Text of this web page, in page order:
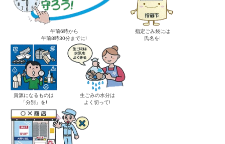
午前6時から
午前8時30分までに!
指定ごみ袋には
氏名を!
資源になるものは
「分別」を!
生ごみの水分は
よく切って!